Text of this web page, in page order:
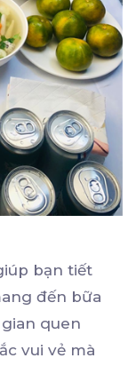
bạn tiết
đến bữa
quen
vui vẻ mà